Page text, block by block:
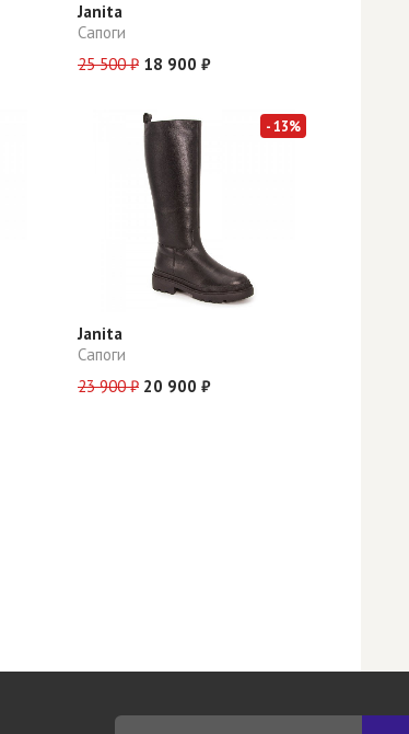
Janita
Сапоги
25 500 ₽ 18 900 ₽
- 13%
Janita
Сапоги
23 900 ₽ 20 900 ₽